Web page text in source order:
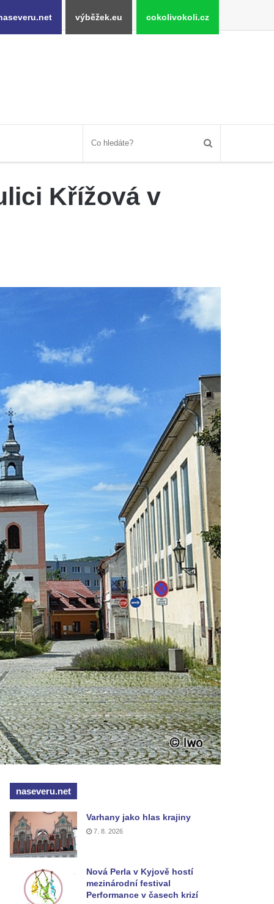
výběžek.eu cokolivokoli.cz
Křížová v
naseveru.net
Varhany jako hlas krajiny
7. 8. 2026
Nová Perla v Kyjově hostí
mezinárodní festival
Performance v časech krizí